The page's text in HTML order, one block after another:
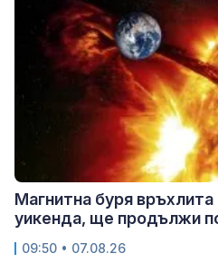
Магнитна буря
уикенда, ще продължи
09:50 • 07.08.26